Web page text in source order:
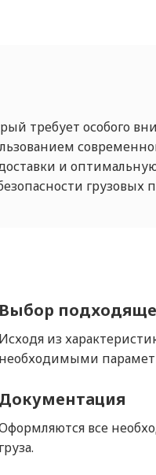
требует особого
и
грузовых
Выбор
Исходя из
необходимыми
Документация
все
груза.